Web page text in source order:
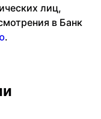
лиц,
в Банк
.